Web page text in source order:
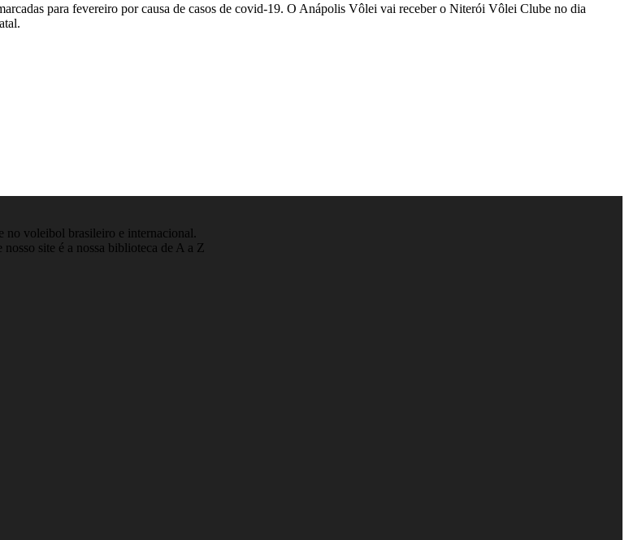
para fevereiro por causa de casos de covid-19. O Anápolis Vôlei vai receber o Niterói Vôlei Clube no dia
no voleibol brasileiro e internacional.
site é a nossa biblioteca de A a Z